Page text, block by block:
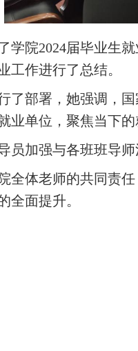
学院2024届毕业生
工作进行了总结。
了部署，她强调，
业单位，聚焦当下
员加强与各班班导
全体老师的共同责
全面提升。